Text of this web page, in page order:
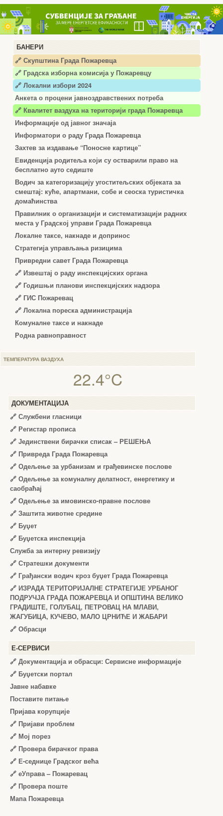
БАНЕРИ
🔗 Скупштина Града Пожаревца
🔗 Градска изборна комисија у Пожаревцу
🔗 Локални избори 2024
Анкета о процени јавноздравствених потреба
🔗 Квалитет ваздуха на територији града Пожаревца
Информације од јавног значаја
Информатори о раду Града Пожаревца
Захтев за издавање “Поносне картице”
Евиденција родитеља који су остварили право на
бесплатно ауто седиште
Водич за категоризацију угоститељских објеката за
смештај: куће, апартмани, собе и сеоска туристичка
домаћинства
Правилник о организацији и систематизацији радних
места у Градској управи Града Пожаревца
Локалне таксе, накнаде и допринос
Стратегија управљања ризицима
Привредни савет Града Пожаревца
🔗 Извештај о раду инспекцијских органа
🔗 Годишњи планови инспекцијских надзора
🔗 ГИС Пожаревац
🔗 Локална пореска администрација
Комуналне таксе и накнаде
Родна равноправност
ТЕМПЕРАТУРА ВАЗДУХА
22.4°C
ДОКУМЕНТАЦИЈА
🔗 Службени гласници
🔗 Регистар прописа
🔗 Јединствени бирачки списак – РЕШЕЊА
🔗 Привреда Града Пожаревца
🔗 Одељење за урбанизам и грађевинске послове
🔗 Одељење за комуналну делатност, енергетику и
саобраћај
🔗 Одељење за имовинско-правне послове
🔗 Заштита животне средине
🔗 Буџет
🔗 Буџетска инспекција
Служба за интерну ревизију
🔗 Стратешки документи
🔗 Грађански водич кроз буџет Града Пожаревца
🔗 ИЗРАДА ТЕРИТОРИЈАЛНЕ СТРАТЕГИЈЕ УРБАНОГ
ПОДРУЧЈА ГРАДА ПОЖАРЕВЦА И ОПШТИНА ВЕЛИКО
ГРАДИШТЕ, ГОЛУБАЦ, ПЕТРОВАЦ НА МЛАВИ,
ЖАГУБИЦА, КУЧЕВО, МАЛО ЦРНИЋЕ И ЖАБАРИ
🔗 Обрасци
Е-СЕРВИСИ
🔗 Документација и обрасци: Сервисне информације
🔗 Буџетски портал
Јавне набавке
Поставите питање
Пријава корупције
🔗 Пријави проблем
🔗 Мој порез
🔗 Провера бирачког права
🔗 Е-седнице Градског већа
🔗 еУправа – Пожаревац
🔗 Провера поште
Мапа Пожаревца